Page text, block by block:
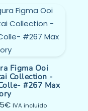
Figma Ooi
Collection -
#267 Max
€ IVA incluido